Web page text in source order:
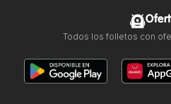
Todos los folletos con